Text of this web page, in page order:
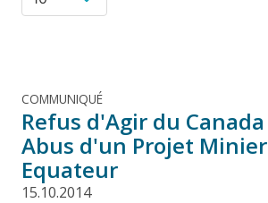
COMMUNIQUÉ
Refus d'Agir du
Abus d'un Projet
Equateur
15.10.2014